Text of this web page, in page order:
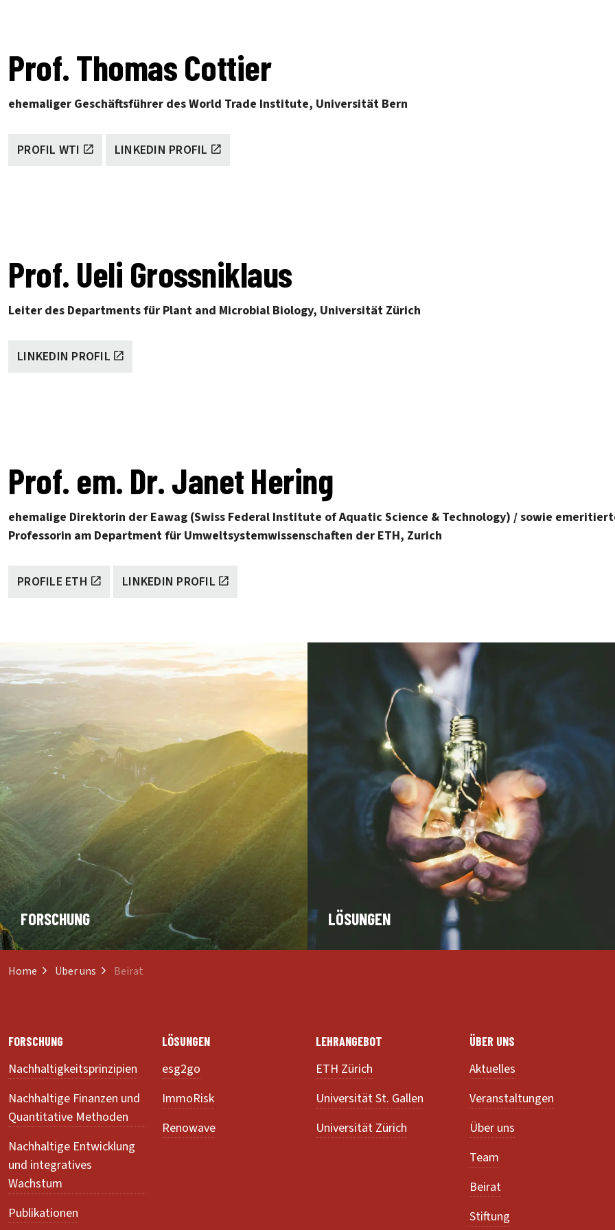
Prof. Thomas Cottier
ehemaliger Geschäftsführer des World Trade Institute, Universität Bern
PROFIL WTI LINKEDIN PROFIL
Prof. Ueli Grossniklaus
Leiter des Departments für Plant and Microbial Biology, Universität Zürich
LINKEDIN PROFIL
Prof. em. Dr. Janet Hering
ehemalige Direktorin der Eawag (Swiss Federal Institute of Aquatic Science & Technology) / sowie
Professorin am Department für Umweltsystemwissenschaften der ETH, Zurich
PROFILE ETH LINKEDIN PROFIL
FORSCHUNG LÖSUNGEN
Home Über uns Beirat
FORSCHUNG
Nachhaltigkeitsprinzipien
Nachhaltige Finanzen und
Quantitative Methoden
Nachhaltige Entwicklung
und integratives
Wachstum
Publikationen
LÖSUNGEN
esg2go
ImmoRisk
Renowave
LEHRANGEBOT
ETH Zürich
Universität St. Gallen
Universität Zürich
ÜBER UNS
Aktuelles
Veranstaltungen
Über uns
Team
Beirat
Stiftung